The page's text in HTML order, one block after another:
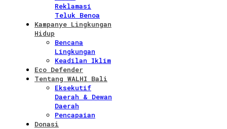
Reklamasi
Teluk Benoa
Kampanye Lingkungan
Hidup
Bencana
Lingkungan
Keadilan Iklim
Eco Defender
Tentang WALHI Bali
Eksekutif
Daerah & Dewan
Daerah
Pencapaian
Donasi